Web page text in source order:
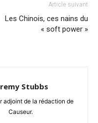
Article suivant
Les Chinois, ces nains du
« soft power »
Stubbs
adjoint de la rédaction de
Causeur.